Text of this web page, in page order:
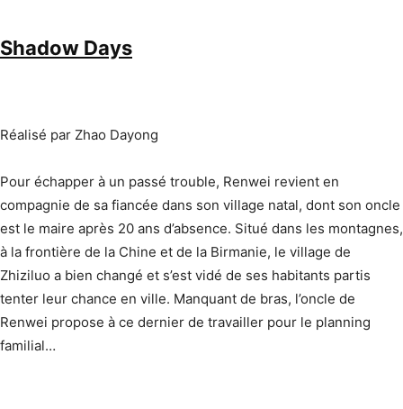
Shadow Days
Réalisé par Zhao Dayong
Pour échapper à un passé trouble, Renwei revient en
compagnie de sa fiancée dans son village natal, dont son oncle
est le maire après 20 ans d’absence. Situé dans les montagnes,
à la frontière de la Chine et de la Birmanie, le village de
Zhiziluo a bien changé et s’est vidé de ses habitants partis
tenter leur chance en ville. Manquant de bras, l’oncle de
Renwei propose à ce dernier de travailler pour le planning
familial…